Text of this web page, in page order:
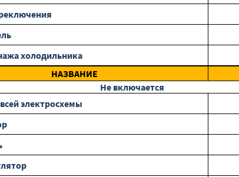
холодильника
НАЗВАНИЕ
Не включается
электросхемы